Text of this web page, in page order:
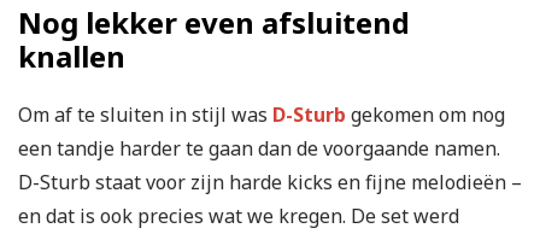
Nog lekker even afsluitend
knallen
Om af te sluiten in stijl was D-Sturb gekomen om nog
een tandje harder te gaan dan de voorgaande namen.
D-Sturb staat voor zijn harde kicks en fijne melodieën –
en dat is ook precies wat we kregen. De set werd